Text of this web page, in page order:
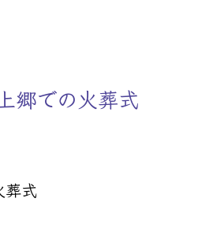
郷での火葬式
葬式